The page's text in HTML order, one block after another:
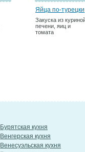
Яйца по-турецки
Закуска из
печени, яиц и
томата
Бурятская кухня
Венгерская кухня
Венесуэльская кухня